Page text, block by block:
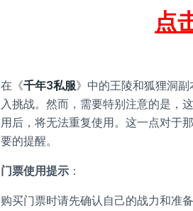
点
在《千年3私服》中的王陵和狐狸洞
入挑战。然而，需要特别注意的是，
用后，将无法重复使用。这一点对于
要的提醒。
门票使用提示：
购买门票时请先确认自己的战力和准备